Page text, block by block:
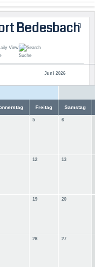
Bedesbach
Suche
Juni 2026
Freitag Samstag
5 6
12 13
19 20
26 27